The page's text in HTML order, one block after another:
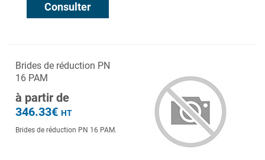
Consulter
Brides de réduction PN
16 PAM
à partir de
346.33€ HT
Brides de réduction PN 16 PAM.